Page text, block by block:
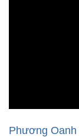
Phương Oanh